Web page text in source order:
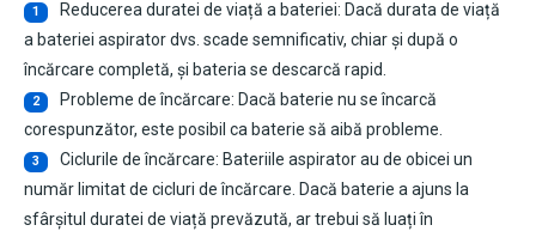
1
Reducerea duratei de viață a bateriei: Dacă durata de viață
a bateriei aspirator dvs. scade semnificativ, chiar și după o
încărcare completă, și bateria se descarcă rapid.
2
Probleme de încărcare: Dacă baterie nu se încarcă
corespunzător, este posibil ca baterie să aibă probleme.
3
Ciclurile de încărcare: Bateriile aspirator au de obicei un
număr limitat de cicluri de încărcare. Dacă baterie a ajuns la
sfârșitul duratei de viață prevăzută, ar trebui să luați în